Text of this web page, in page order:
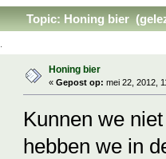
Topic: Honing bier
Honing bier
« Gepost op: mei 22, 2012,
Kunnen we
hebben we in